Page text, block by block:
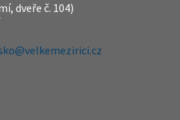
dveře č. 104)